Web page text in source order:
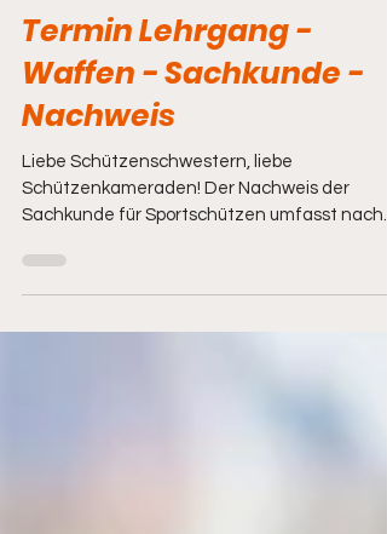
18. Sept. 2025
Veranstaltung (intern)
Termin Lehrgang -
Waffen - Sachkunde -
Nachweis
Schützenkameraden! Der Nachweis der